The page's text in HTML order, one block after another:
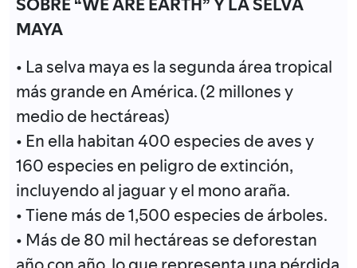
MAYA
• La selva maya es la segunda área tropical
más grande en América. (2 millones y
medio de hectáreas)
• En ella habitan 400 especies de aves y
160 especies en peligro de extinción,
incluyendo al jaguar y el mono araña.
• Tiene más de 1,500 especies de árboles.
• Más de 80 mil hectáreas se deforestan